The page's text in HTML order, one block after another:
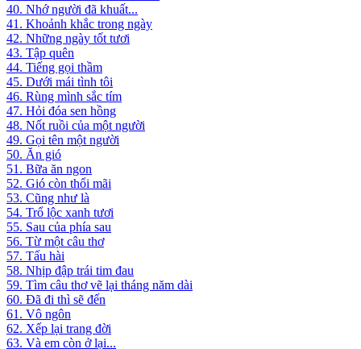
40. Nhớ người đã khuất...
41. Khoảnh khắc trong ngày
42. Những ngày tốt tươi
43. Tập quên
44. Tiếng gọi thầm
45. Dưới mái tình tôi
46. Rùng mình sắc tím
47. Hỏi đóa sen hồng
48. Nốt ruồi của một người
49. Gọi tên một người
50. Ăn gió
51. Bữa ăn ngon
52. Gió còn thổi mãi
53. Cũng như là
54. Trổ lộc xanh tươi
55. Sau của phía sau
56. Từ một câu thơ
57. Tấu hài
58. Nhịp đập trái tim đau
59. Tìm câu thơ vẽ lại tháng năm dài
60. Đã đi thì sẽ đến
61. Vô ngôn
62. Xếp lại trang đời
63. Và em còn ở lại...